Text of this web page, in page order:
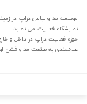
موسسه مد و لباس دراپ در
نمایشگاه فعالیت می نماید .
حوزه فعالیت دراپ در داخل و
علاقمندی به صنعت مد و فشن